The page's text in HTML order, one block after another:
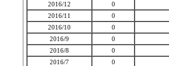
2016/12
0
2016/11
0
2016/10
0
2016/9
0
2016/8
0
2016/7
0